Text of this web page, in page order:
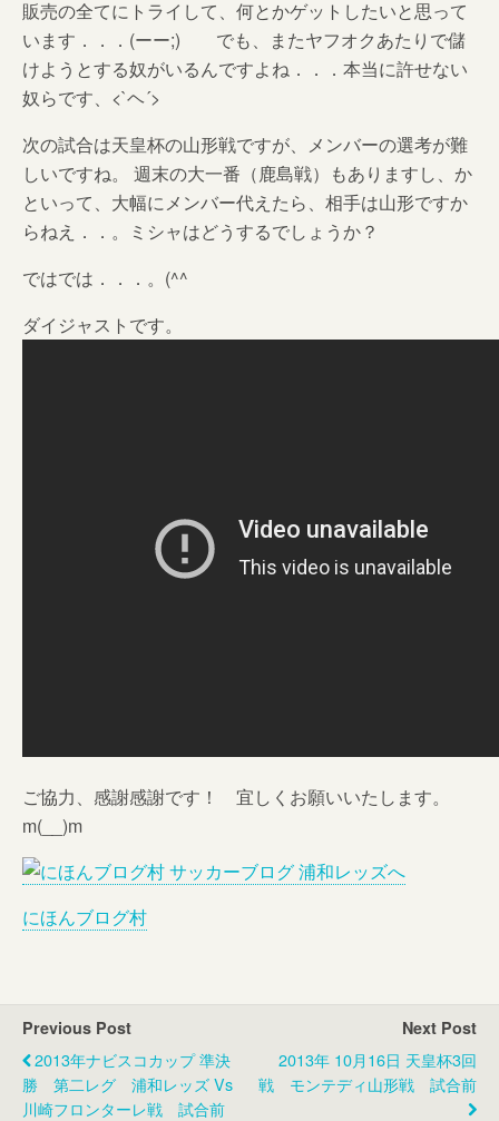
販売の全てにトライして、何とかゲットしたいと思って
います．．．(ーー;) でも、またヤフオクあたりで儲
けようとする奴がいるんですよね．．．本当に許せない
奴らです、<`ヘ´>
次の試合は天皇杯の山形戦ですが、メンバーの選考が難
しいですね。 週末の大一番（鹿島戦）もありますし、か
といって、大幅にメンバー代えたら、相手は山形ですか
らねえ．．。ミシャはどうするでしょうか？
ではでは．．．。(^^ゞ
ダイジャストです。
ご協力、感謝感謝です！ 宜しくお願いいたします。
m(__)m
にほんブログ村
Previous Post
2013年ナビスコカップ 準決
勝 第二レグ 浦和レッズ Vs
川崎フロンターレ戦 試合前
Next Post
2013年 10月16日 天皇杯3回
戦 モンテディ山形戦 試合前